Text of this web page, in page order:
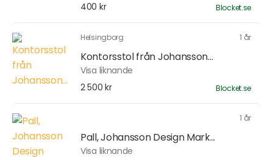
400 kr
Blocket.se
Helsingborg 1 år
Kontorsstol från Johansson...
Visa liknande
2 500 kr
Blocket.se
1 år
Pall, Johansson Design Mark...
Visa liknande